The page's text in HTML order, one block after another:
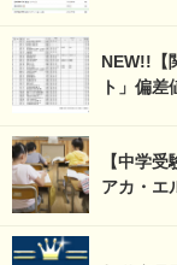
NEW!!【
ト」偏差
【中学
アカ・エ